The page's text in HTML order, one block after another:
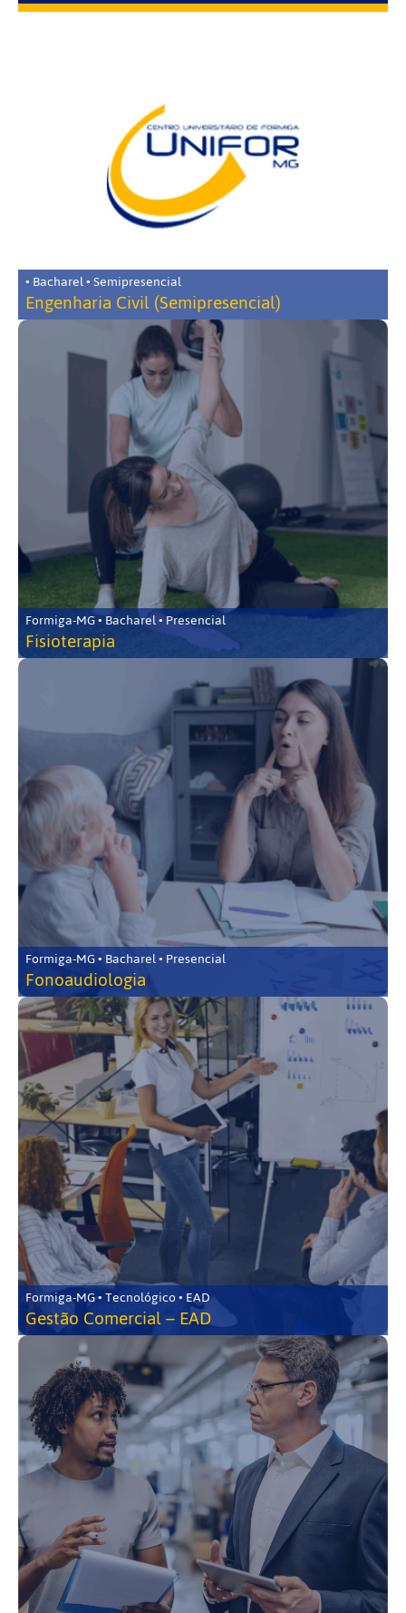
• Bacharel • Semipresencial
Engenharia Civil (Semipresencial)
Formiga-MG • Bacharel • Presencial
Fisioterapia
Formiga-MG • Bacharel • Presencial
Fonoaudiologia
Formiga-MG • Tecnológico • EAD
Gestão Comercial – EAD